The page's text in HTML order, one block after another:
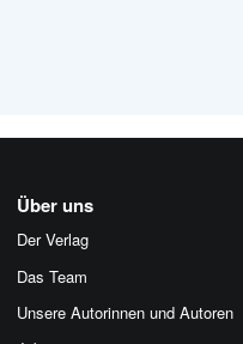
Über uns
Der Verlag
Das Team
Unsere Autorinnen und Autoren